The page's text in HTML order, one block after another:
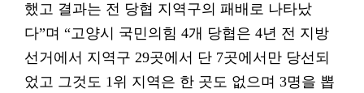
했고 결과는 전 당협 지역구의 패배로 나타났
다”며 “고양시 국민의힘 4개 당협은 4년 전 지방
선거에서 지역구 29곳에서 단 7곳에서만 당선되
었고 그것도 1위 지역은 한 곳도 없으며 3명을 뽑